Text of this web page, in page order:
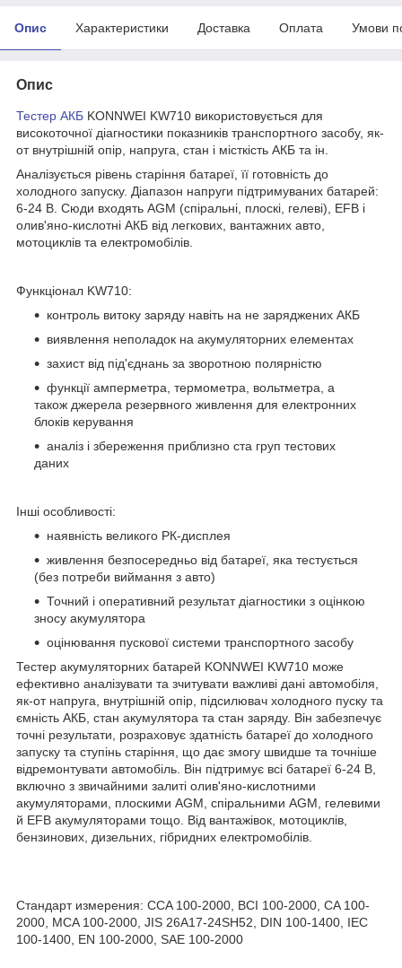
Опис Характеристики Доставка Оплата Умови
Опис
Тестер АКБ KONNWEI KW710 використовується для
високоточної діагностики показників транспортного засобу, як-
от внутрішній опір, напруга, стан і місткість АКБ та ін.
Аналізується рівень старіння батареї, її готовність до
холодного запуску. Діапазон напруги підтримуваних батарей:
6-24 В. Сюди входять AGM (спіральні, плоскі, гелеві), EFB і
олив'яно-кислотні АКБ від легкових, вантажних авто,
мотоциклів та електромобілів.
Функціонал KW710:
контроль витоку заряду навіть на не заряджених АКБ
виявлення неполадок на акумуляторних елементах
захист від під'єднань за зворотною полярністю
функції амперметра, термометра, вольтметра, а
також джерела резервного живлення для електронних
блоків керування
аналіз і збереження приблизно ста груп тестових
даних
Інші особливості:
наявність великого РК-дисплея
живлення безпосередньо від батареї, яка тестується
(без потреби виймання з авто)
Точний і оперативний результат діагностики з оцінкою
зносу акумулятора
оцінювання пускової системи транспортного засобу
Тестер акумуляторних батарей KONNWEI KW710 може
ефективно аналізувати та зчитувати важливі дані автомобіля,
як-от напруга, внутрішній опір, підсилювач холодного пуску та
ємність АКБ, стан акумулятора та стан заряду. Він забезпечує
точні результати, розраховує здатність батареї до холодного
запуску та ступінь старіння, що дає змогу швидше та точніше
відремонтувати автомобіль. Він підтримує всі батареї 6-24 В,
включно з звичайними залиті олив'яно-кислотними
акумуляторами, плоскими AGM, спіральними AGM, гелевими
й EFB акумуляторами тощо. Від вантажівок, мотоциклів,
бензинових, дизельних, гібридних електромобілів.
Стандарт измерения: CCA 100-2000, BCI 100-2000, CA 100-
2000, MCA 100-2000, JIS 26A17-24SH52, DIN 100-1400, IEC
100-1400, EN 100-2000, SAE 100-2000